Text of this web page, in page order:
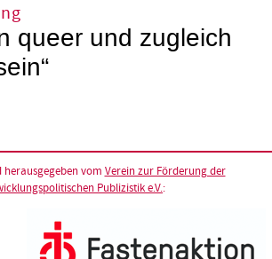
queer und zugleich
vom Verein zur Förderung der
Publizistik e.V.: